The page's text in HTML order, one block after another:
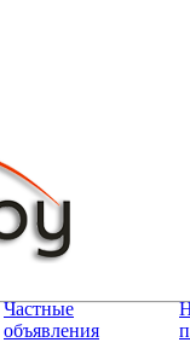
Частные
объявления